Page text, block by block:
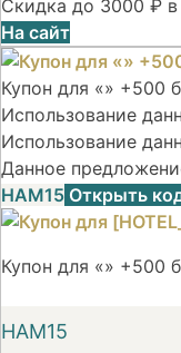
Скидка до 3000 ₽
На сайт
Купон для «» +500
Использование
Использование
Данное
НАМ15 Открыть
Купон для «» +500
НАМ15